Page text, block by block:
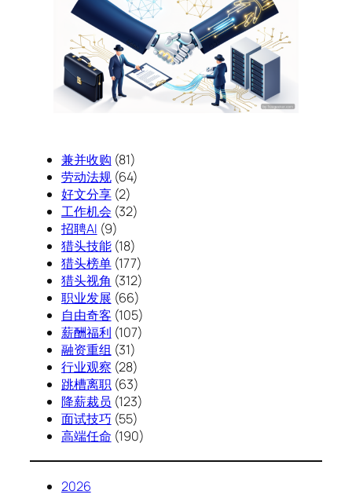
兼并收购 (81)
劳动法规(64)
好文分享(2)
工作机会 (32)
招聘AI (9)
猎头技能(18)
猎头榜单(177)
猎头视角 (312)
职业发展 (66)
自由奇客 (105)
薪酬福利 (107)
融资重组 (31)
行业观察 (28)
跳槽离职(63)
降薪裁员 (123)
面试技巧 (55)
高端任命 (190)
2026